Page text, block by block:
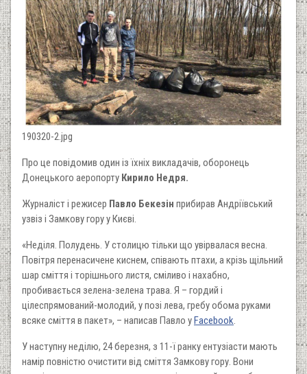
190320-2.jpg
Про це повідомив один із їхніх викладачів, оборонець
Донецького аеропорту Кирило Недря.
Журналіст і режисер Павло Бекезін прибирав Андріївський
узвіз і Замкову гору у Києві.
«Неділя. Полудень. У столицю тільки що увірвалася весна.
Повітря перенасичене киснем, співають птахи, а крізь щільний
шар сміття і торішнього листя, сміливо і нахабно,
пробивається зелена-зелена трава. Я – гордий і
цілеспрямований-молодий, у позі лева, гребу обома руками
всяке сміття в пакет», – написав Павло уFacebook.
У наступну неділю, 24 березня, з 11-ї ранку ентузіасти мають
намір повністю очистити від сміття Замкову гору. Вони